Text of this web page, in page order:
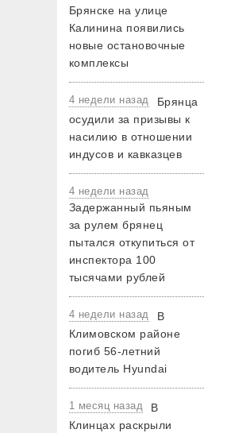
Брянске на улице
Калинина появились
новые остановочные
комплексы
4 недели назад
Брянца
осудили за призывы к
насилию в отношении
индусов и кавказцев
4 недели назад
Задержанный пьяным
за рулем брянец
пытался откупиться от
инспектора 100
тысячами рублей
4 недели назад
В
Климовском районе
погиб 56-летний
водитель Hyundai
1 месяц назад
В
Клинцах раскрыли